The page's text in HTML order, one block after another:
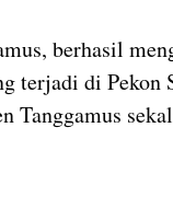
berhasil
terjadi di Pekon
Tanggamus